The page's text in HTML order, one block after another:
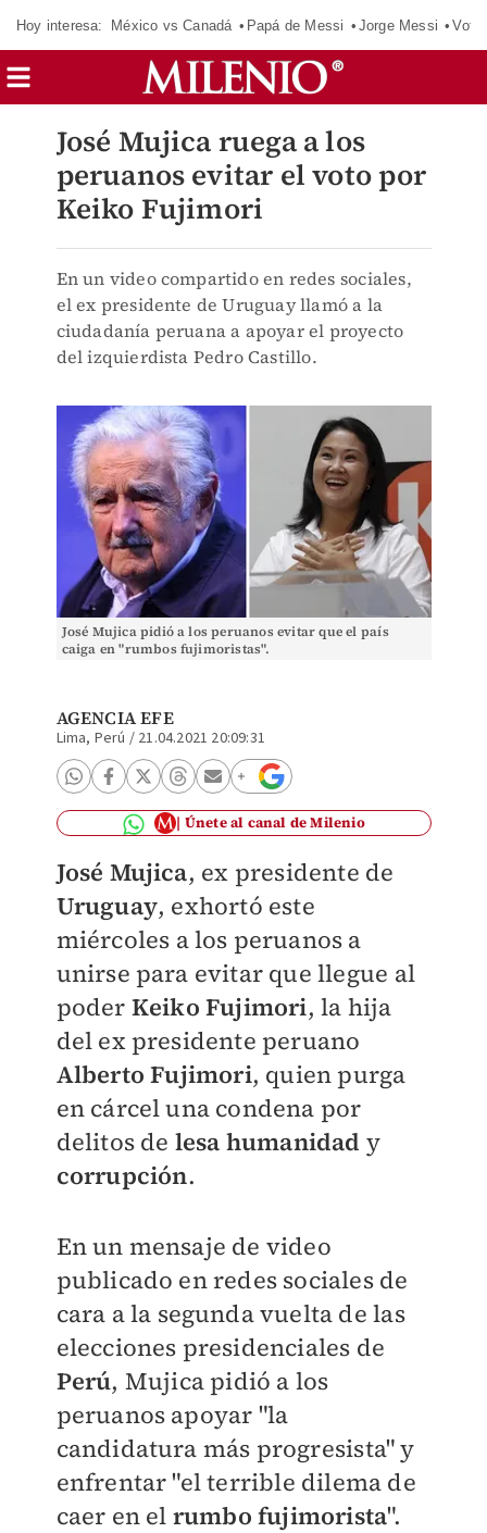
Hoy interesa: México vs Canadá Papá de Messi Jorge Messi
José Mujica ruega a los
peruanos evitar el voto por
Keiko Fujimori
En un video compartido en redes sociales,
el ex presidente de Uruguay llamó a la
ciudadanía peruana a apoyar el proyecto
del izquierdista Pedro Castillo.
José Mujica pidió a los peruanos evitar que el país
caiga en "rumbos fujimoristas".
AGENCIA EFE
Lima, Perú / 21.04.2021 20:09:31
Únete al canal de Milenio
José Mujica, ex presidente de
Uruguay, exhortó este
miércoles a los peruanos a
unirse para evitar que llegue al
poder Keiko Fujimori, la hija
del ex presidente peruano
Alberto Fujimori, quien purga
en cárcel una condena por
delitos de lesa humanidad y
corrupción.
En un mensaje de video
publicado en redes sociales de
cara a la segunda vuelta de las
elecciones presidenciales de
Perú, Mujica pidió a los
peruanos apoyar "la
candidatura más progresista" y
enfrentar "el terrible dilema de
caer en el rumbo fujimorista".